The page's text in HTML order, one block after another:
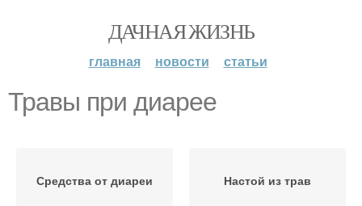
ДАЧНАЯ ЖИЗНЬ
главная новости статьи
Травы при диарее
Средства от диареи Настой из трав